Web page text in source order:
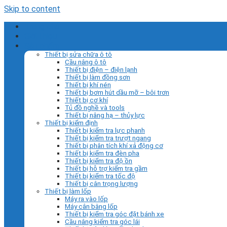
Skip to content
Thiết bị sửa chữa ô tô
Cầu nâng ô tô
Thiết bị điện – điện lạnh
Thiết bị làm đồng sơn
Thiết bị khí nén
Thiết bị bơm hút dầu mỡ – bôi trơn
Thiết bị cơ khí
Tủ đồ nghề và tools
Thiết bị nâng hạ – thủy lực
Thiết bị kiểm định
Thiết bị kiểm tra lực phanh
Thiết bị kiểm tra trượt ngang
Thiết bị phân tích khí xả động cơ
Thiết bị kiểm tra đèn pha
Thiết bị kiểm tra độ ồn
Thiết bị hỗ trợ kiểm tra gầm
Thiết bị kiểm tra tốc độ
Thiết bị cân trọng lượng
Thiết bị làm lốp
Máy ra vào lốp
Máy cân bằng lốp
Thiết bị kiểm tra góc đặt bánh xe
Cầu nâng kiểm tra góc lái